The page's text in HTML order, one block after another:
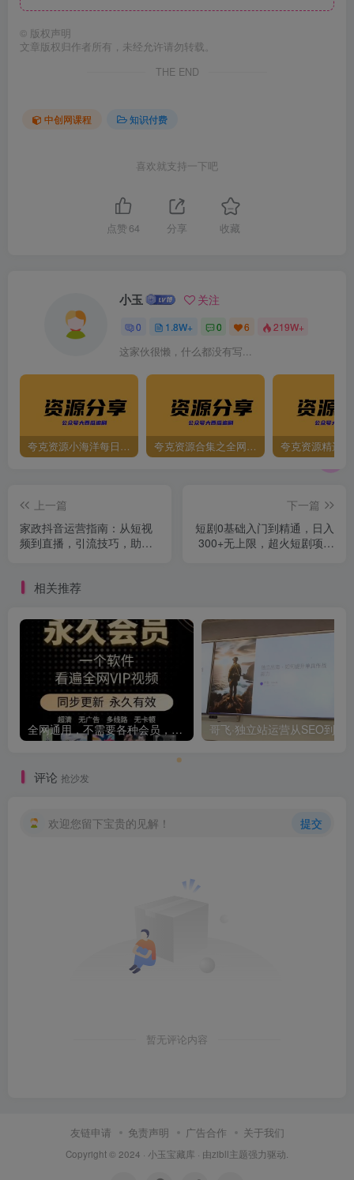
© 版权声明
文章版权归作者所有，未经允许请勿转载。
THE END
中创网课程 知识付费
喜欢就支持一下吧
点赞 64 分享 收藏
小玉 关注
0 1.8W+ 0 6 219W+
这家伙很懒，什么都没有写...
夸克资源小海洋每日更新资源大汇总（持续更新） 夸克资源合集之全网影视 夸克资源精选
上一篇
家政抖音运营指南：从短视
频到直播，引流技巧，助力
下一篇
短剧0基础入门到精通，日入
300+无上限，超火短剧项目
相关推荐
全网通用，不需要各种会员，再也不缺电影看！！
评论 抢沙发
欢迎您留下宝贵的见解！ 提交
暂无评论内容
友链申请 免责声明 广告合作 关于我们
Copyright © 2024 · 小玉宝藏库 · 由zibll主题强力驱动.